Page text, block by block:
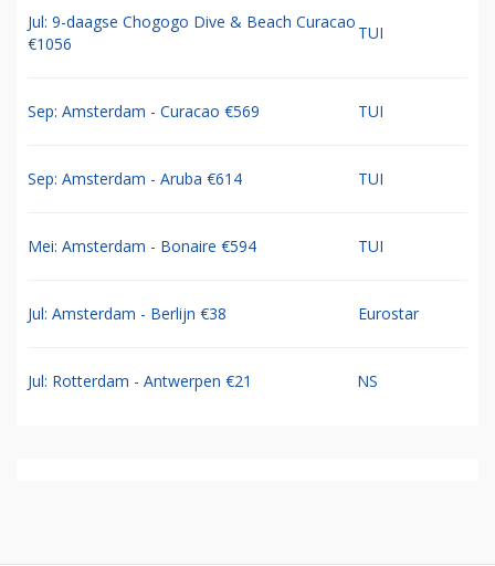
Jul: 9-daagse Chogogo Dive & Beach Curacao
€1056
TUI
Sep: Amsterdam - Curacao €569 TUI
Sep: Amsterdam - Aruba €614 TUI
Mei: Amsterdam - Bonaire €594 TUI
Jul: Amsterdam - Berlijn €38 Eurostar
Jul: Rotterdam - Antwerpen €21 NS